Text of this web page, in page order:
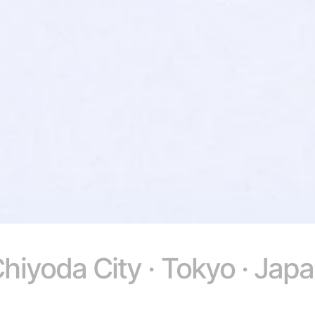
City · Tokyo ·